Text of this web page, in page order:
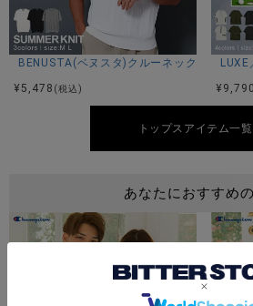
BENUSTA(ベヌスタ)クルーネック半袖ニッ
¥ 5,478 (税込)
¥ 9,790
トップスアイテム一覧
あなたにおすすめ